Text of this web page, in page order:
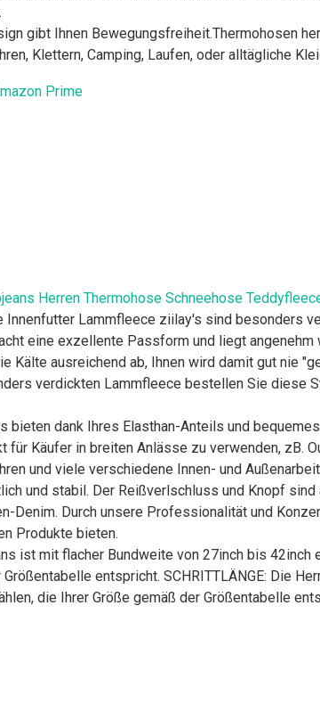
gibt Ihnen Bewegungsfreiheit.Thermohosen
Klettern, Camping, Laufen, oder alltägliche
Herren Thermohose Schneehose
Innenfutter Lammfleece ziilay's sind besonders
eine exzellente Passform und liegt
Kälte ausreichend ab, Ihnen wird damit gut nie
verdickten Lammfleece bestellen Sie diese
bieten dank Ihres Elasthan-Anteils und
Käufer in breiten Anlässe zu verwenden, zB.
und viele verschiedene Innen- und
und stabil. Der Reißverlschluss und Knopf
Denim. Durch unsere Professionalität und
Produkte bieten.
ist mit flacher Bundweite von 27inch bis
entspricht. SCHRITTLÄNGE: Die
die Ihrer Größe gemäß der Größentabelle